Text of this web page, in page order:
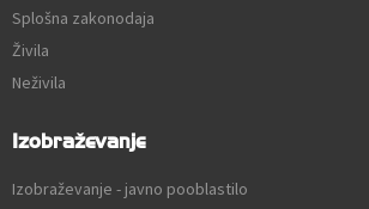
Splošna zakonodaja
Živila
Neživila
Izobraževanje
Izobraževanje - javno pooblastilo